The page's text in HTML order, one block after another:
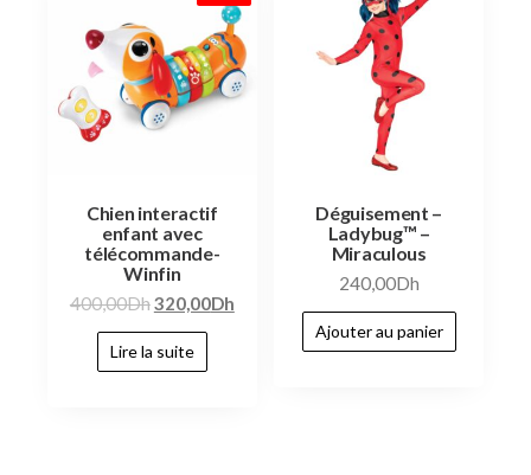
Chien interactif
enfant avec
télécommande-
Winfin
400,00Dh320,00Dh
Lire la suite
Déguisement –
Ladybug™ –
Miraculous
240,00Dh
Ajouter au panier